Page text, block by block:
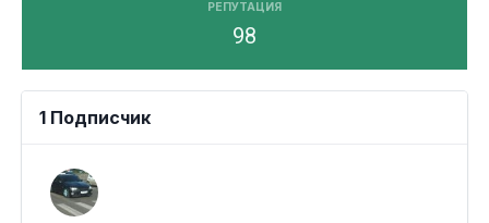
РЕПУТАЦИЯ
98
1 Подписчик